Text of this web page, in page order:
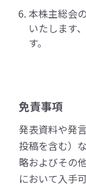
本株主総会
いたします
す。
免責事項
発表資料や発
投稿を含む）
略およびその
において入手